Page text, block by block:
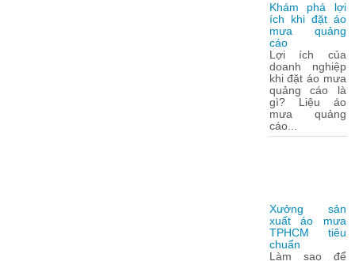
Khám phá lợi
ích khi đặt áo
mưa quảng
cáo
Lợi ích của
doanh nghiệp
khi đặt áo mưa
quảng cáo là
gì? Liệu áo
mưa quảng
cáo...
Xưởng sản
xuất áo mưa
TPHCM tiêu
chuẩn
Làm sao để